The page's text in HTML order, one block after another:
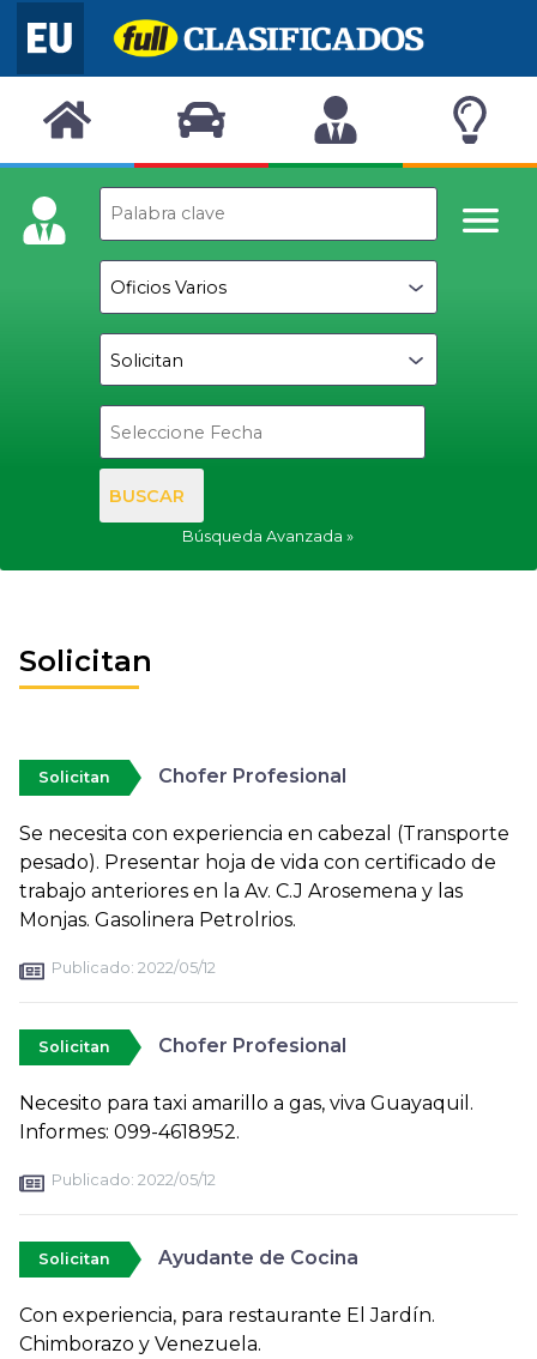
BUSCAR
Búsqueda Avanzada
Solicitan
Solicitan Chofer Profesional
Se necesita con experiencia en cabezal (Transporte
pesado). Presentar hoja de vida con certificado de
trabajo anteriores en la Av. C.J Arosemena y las
Monjas. Gasolinera Petrolrios.
Publicado: 2022/05/12
Solicitan Chofer Profesional
Necesito para taxi amarillo a gas, viva Guayaquil.
Informes: 099-4618952.
Publicado: 2022/05/12
Solicitan Ayudante de Cocina
Con experiencia, para restaurante El Jardín.
Chimborazo y Venezuela.